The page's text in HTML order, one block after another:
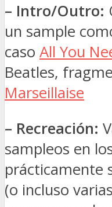
– Intro/Outro:
un sample
caso All You
Beatles,
Marseillaise
– Recreación:
sampleos en
prácticamente
(o incluso